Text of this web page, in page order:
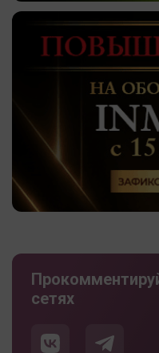
сетях